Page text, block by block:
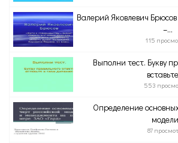
Валерий Яковлевич
–...
115
Выполни тест. Букву
553
Определение
87